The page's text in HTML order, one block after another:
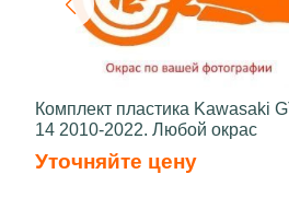
Комплект пластика Kawasaki
14 2010-2022. Любой окрас
Уточняйте цену